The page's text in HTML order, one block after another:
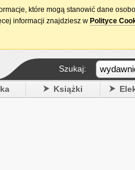
15. urodziny DataPremiery.pl
Szukaj:
Książki
które mogą stanowić dane
informacji znajdziesz w Polityce